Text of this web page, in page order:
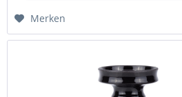
Merken